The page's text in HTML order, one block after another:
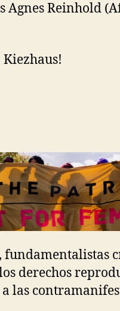
Agnes Reinhold
Kiezhaus!
fundamentalistas
derechos
a las